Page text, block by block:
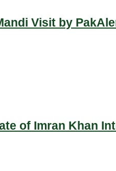
Visit by
of Imran Khan